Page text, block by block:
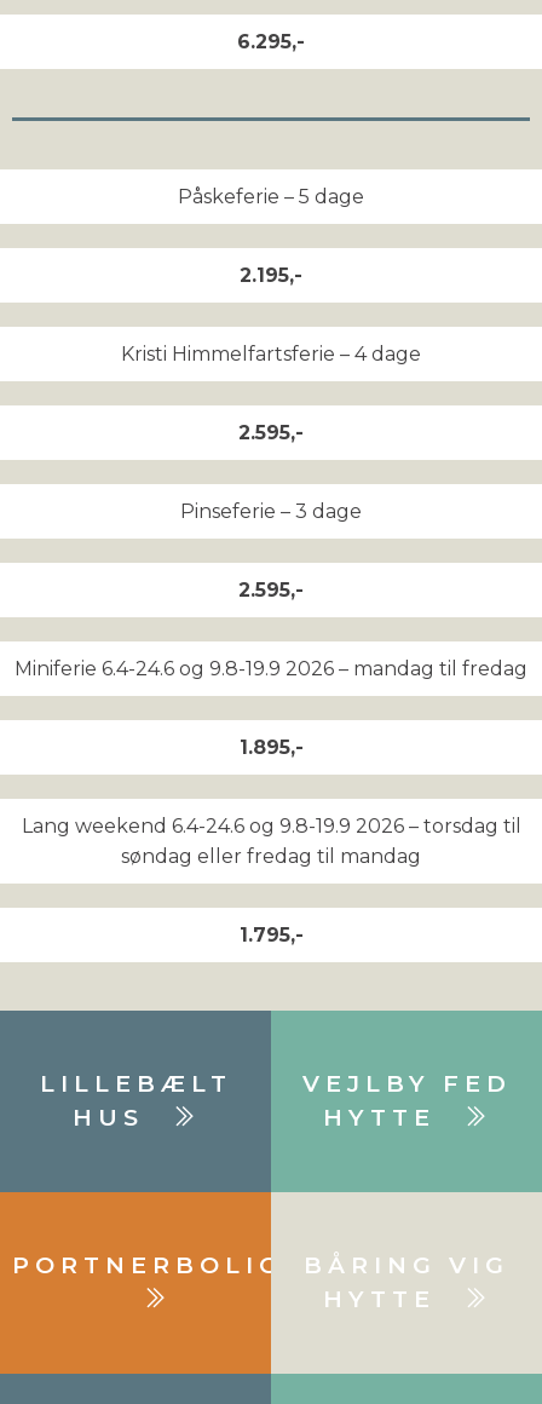
6.295,-
Påskeferie – 5 dage
2.195,-
Kristi Himmelfartsferie – 4 dage
2.595,-
Pinseferie – 3 dage
2.595,-
Miniferie 6.4-24.6 og 9.8-19.9 2026 – mandag til fredag
1.895,-
Lang weekend 6.4-24.6 og 9.8-19.9 2026 – torsdag til
søndag eller fredag til mandag
1.795,-
LILLEBÆLT
HUS
VEJLBY FED
HYTTE
PORTNERBOLIG
BÅRING VIG
HYTTE